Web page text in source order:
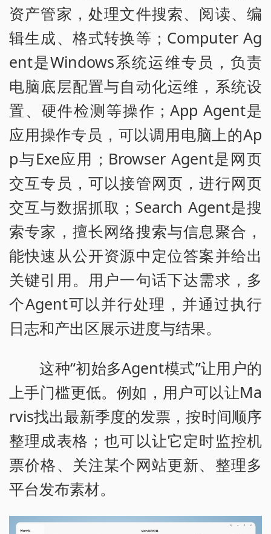
资产管家，处理文件搜索、阅读、编
辑生成、格式转换等；Computer Ag
ent是Windows系统运维专员，负责
电脑底层配置与自动化运维，系统设
置、硬件检测等操作；App Agent是
应用操作专员，可以调用电脑上的Ap
p与Exe应用；Browser Agent是网页
交互专员，可以接管网页，进行网页
交互与数据抓取；Search Agent是搜
索专家，擅长网络搜索与信息聚合，
能快速从公开资源中定位答案并给出
关键引用。用户一句话下达需求，多
个Agent可以并行处理，并通过执行
日志和产出区展示进度与结果。
这种“初始多Agent模式”让用户的
上手门槛更低。例如，用户可以让Ma
rvis找出最新季度的发票，按时间顺序
整理成表格；也可以让它定时监控机
票价格、关注某个网站更新、整理多
平台发布素材。